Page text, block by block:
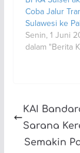
Coba Jalur
Sulawesi ke
Senin, 1 Juni
dalam "Berita
KAI
Sarana
Semakin